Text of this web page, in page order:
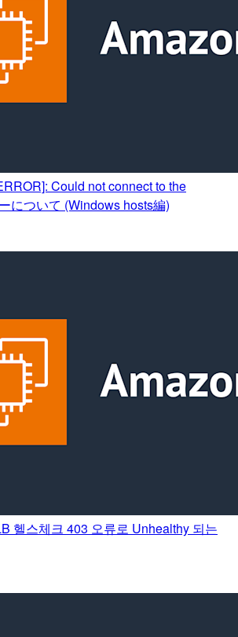
Could not connect to the
について (Windows hosts編)
헬스체크 403 오류로 Unhealthy 되는